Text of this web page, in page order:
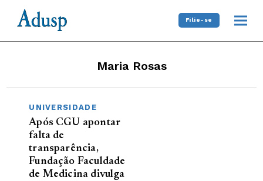
Filie-se
Maria Rosas
UNIVERSIDADE
Após CGU apontar
falta de
transparência,
Fundação Faculdade
de Medicina divulga